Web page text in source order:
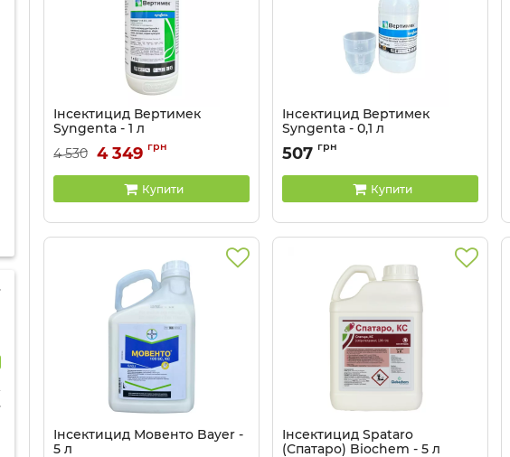
Інсектицид Вертимек
Syngenta - 1 л
Артикул: 1302304
4 530 4 349 грн
Купити
Інсектицид Вертимек
Syngenta - 0,1 л
Артикул: 13023020
507 грн
Купити
Інсектицид Мовенто Bayer -
5 л
Інсектицид Spataro
(Спатаро) Biochem - 5 л